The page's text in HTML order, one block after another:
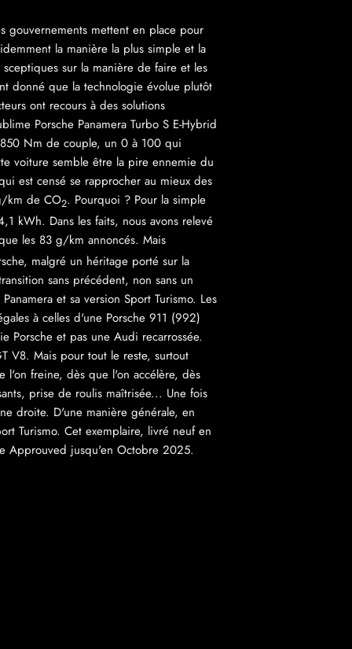
gouvernements mettent en place pour
la manière la plus simple et la
sur la manière de faire et les
donné que la technologie évolue plutôt
ont recours à des solutions
Porsche Panamera Turbo S E-Hybrid
Nm de couple, un 0 à 100 qui
voiture semble être la pire ennemie du
est censé se rapprocher au mieux des
km de CO2. Pourquoi ? Pour la simple
kWh. Dans les faits, nous avons relevé
les 83 g/km annoncés. Mais
malgré un héritage porté sur la
sans précédent, non sans un
et sa version Sport Turismo. Les
à celles d'une Porsche 911 (992)
Porsche et pas une Audi recarrossée.
V8. Mais pour tout le reste, surtout
l'on freine, dès que l'on accélère, dès
prise de roulis maîtrisée... Une fois
droite. D'une manière générale, en
Turismo. Cet exemplaire, livré neuf en
Approuved jusqu'en Octobre 2025.